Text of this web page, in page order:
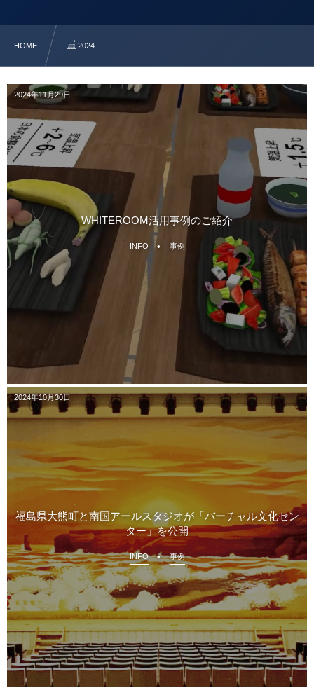
HOME 2024
2024年11月29日
WHITEROOM活用事例のご紹介
INFO 事例
2024年10月30日
福島県大熊町と南国アールスタジオが「バーチャル文化セン
ター」を公開
INFO 事例